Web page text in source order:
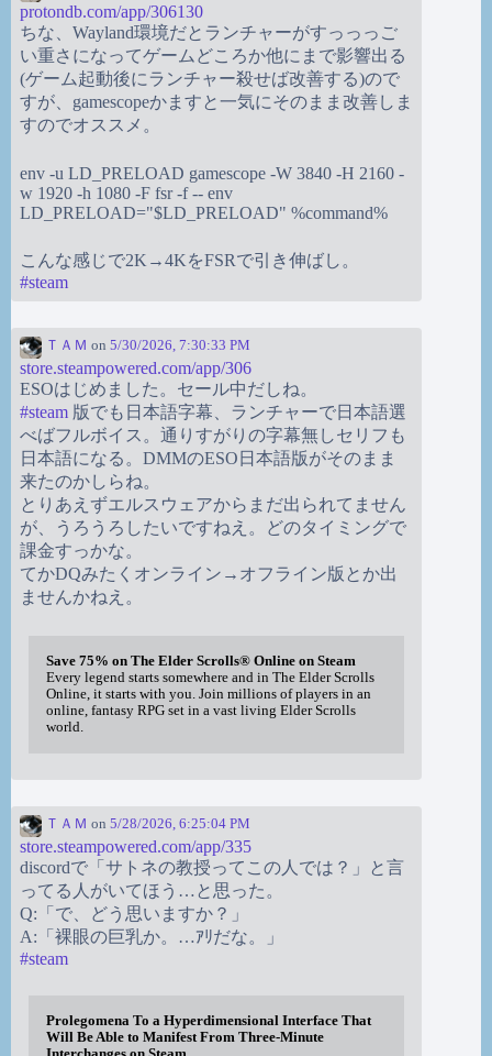
protondb.com/app/306130
ちな、Wayland環境だとランチャーがすっっっご
い重さになってゲームどころか他にまで影響出る
(ゲーム起動後にランチャー殺せば改善する)ので
すが、gamescopeかますと一気にそのまま改善しま
すのでオススメ。
env -u LD_PRELOAD gamescope -W 3840 -H 2160 -
w 1920 -h 1080 -F fsr -f -- env
LD_PRELOAD="$LD_PRELOAD" %command%
こんな感じで2K→4KをFSRで引き伸ばし。
#steam
ＴＡＭ on 5/30/2026, 7:30:33 PM
store.steampowered.com/app/306
ESOはじめました。セール中だしね。
#steam 版でも日本語字幕、ランチャーで日本語選
べばフルボイス。通りすがりの字幕無しセリフも
日本語になる。DMMのESO日本語版がそのまま
来たのかしらね。
とりあえずエルスウェアからまだ出られてません
が、うろうろしたいですねえ。どのタイミングで
課金すっかな。
てかDQみたくオンライン→オフライン版とか出
ませんかねえ。
Save 75% on The Elder Scrolls® Online on Steam
Every legend starts somewhere and in The Elder Scrolls
Online, it starts with you. Join millions of players in an
online, fantasy RPG set in a vast living Elder Scrolls
world.
ＴＡＭ on 5/28/2026, 6:25:04 PM
store.steampowered.com/app/335
discordで「サトネの教授ってこの人では？」と言
ってる人がいてほう…と思った。
Q:「で、どう思いますか？」
A:「裸眼の巨乳か。…ｱﾘだな。」
#steam
Prolegomena To a Hyperdimensional Interface That
Will Be Able to Manifest From Three-Minute